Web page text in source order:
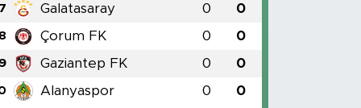
7 Galatasaray 0 0
8 Çorum FK 0 0
9 Gaziantep FK 0 0
Alanyaspor 0 0